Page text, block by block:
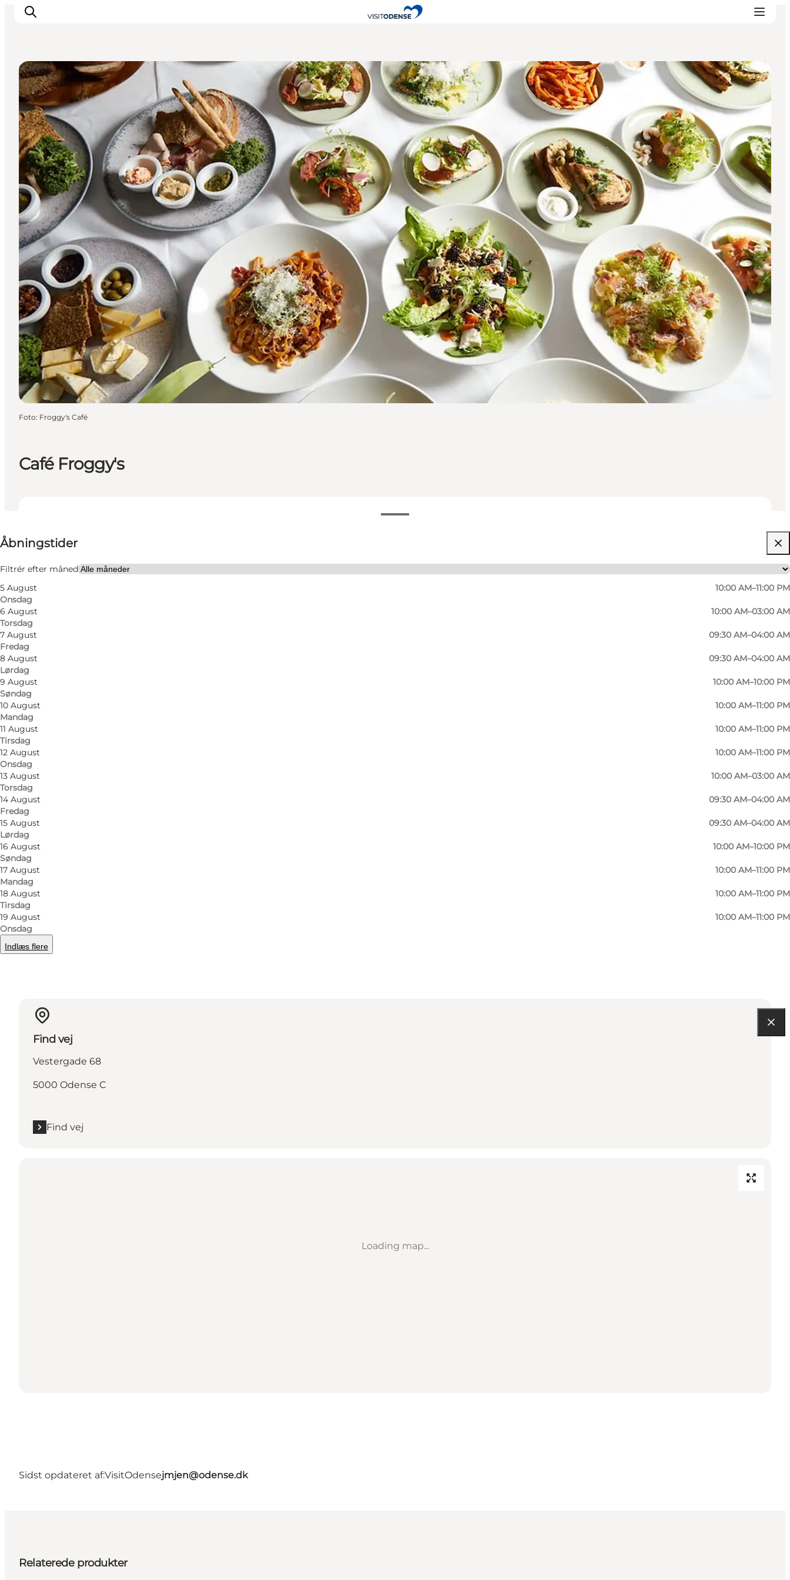
Oplev Odense
Det sker i Odense
Planlæg din tur
Inspiration
Café Froggy's
Åbningstider
Filtrér efter måned
5 August
Onsdag
10:00 AM–11:00 PM
6 August
Torsdag
10:00 AM–03:00 AM
7 August
Fredag
09:30 AM–04:00 AM
8 August
Lørdag
09:30 AM–04:00 AM
9 August
Søndag
10:00 AM–10:00 PM
10 August
Mandag
10:00 AM–11:00 PM
11 August
Tirsdag
10:00 AM–11:00 PM
12 August
Onsdag
10:00 AM–11:00 PM
13 August
Torsdag
10:00 AM–03:00 AM
14 August
Fredag
09:30 AM–04:00 AM
15 August
Lørdag
09:30 AM–04:00 AM
16 August
Søndag
10:00 AM–10:00 PM
17 August
Mandag
10:00 AM–11:00 PM
18 August
Tirsdag
10:00 AM–11:00 PM
19 August
Onsdag
10:00 AM–11:00 PM
Indlæs flere
Besøg hjemmeside
Min partner, Venner
Cafeer
Foto: Froggy's Café
Froggy's Café er en familievenlig café beliggende i Odense og samtidig en af byens ældste caféer. Caféen er kendt for sin hyggelige atmosfære og tilbyder bl.a.
en bred vifte af lækre brunchretter. Placeringen lige midt i byen gør det til et oplagt stop på shoppeturen eller et sted at mødes for studerende (der er
naturligvis studierabat), barselsgrupper og lignende.
Menukortet byder på morgenmad, brunch, frokost og aftensmad, så du kan komme på Froggy's hele dagen. Køkkenet er typisk café-stil med salater, tapas,
charcuteriebræt, smørrebrød, panini, burgere, pastaretter og lignende. Hvis du har noget at fejre eller skal arrangere et firmaarrangement kan de også klare det.
Facebook
Læs mere
Find vej
Vestergade 68
5000 Odense C
Find vej
Loading map...
Sidst opdateret af:VisitOdensejmjen@odense.dk
Relaterede produkter